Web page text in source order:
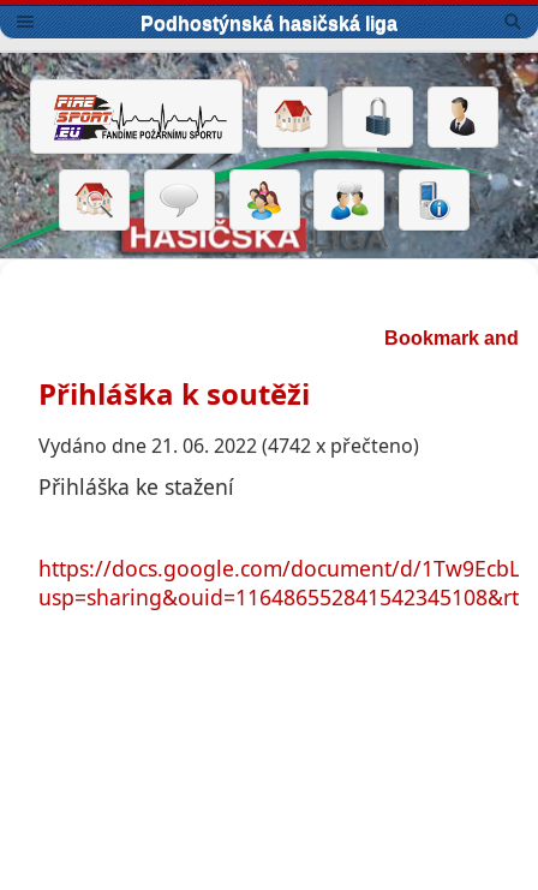
Podhostýnská hasičská liga
Přihláška k soutěži
Vydáno dne 21. 06. 2022 (4742 x přečteno)
Přihláška ke stažení
https://docs.google.com/document/d/